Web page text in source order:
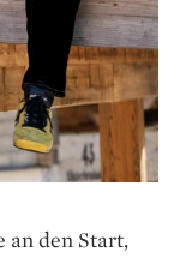
an den Start,